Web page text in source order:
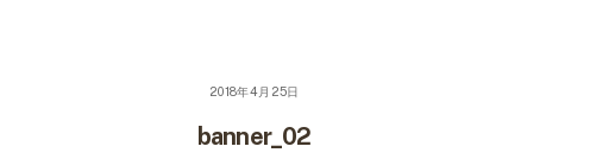
2018年4月25日
banner_02